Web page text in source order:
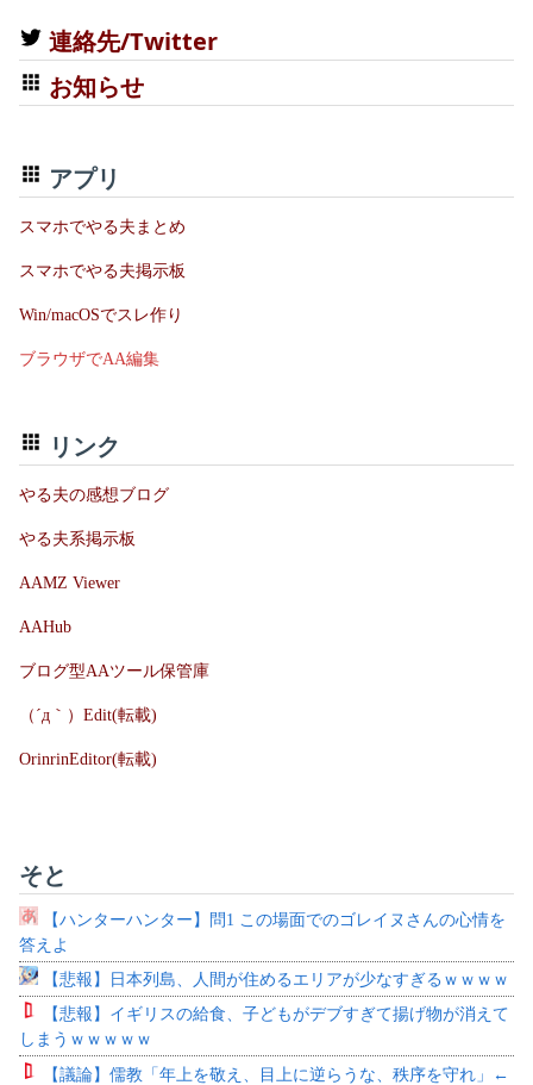
連絡先/Twitter
お知らせ
アプリ
スマホでやる夫まとめ
スマホでやる夫掲示板
Win/macOSでスレ作り
ブラウザでAA編集
リンク
やる夫の感想ブログ
やる夫系掲示板
AAMZ Viewer
AAHub
ブログ型AAツール保管庫
（´д｀）Edit(転載)
OrinrinEditor(転載)
そと
【ハンターハンター】問1 この場面でのゴレイヌさんの心情を
答えよ
【悲報】日本列島、人間が住めるエリアが少なすぎるｗｗｗｗ
【悲報】イギリスの給食、子どもがデブすぎて揚げ物が消えて
しまうｗｗｗｗｗ
【議論】儒教「年上を敬え、目上に逆らうな、秩序を守れ」←